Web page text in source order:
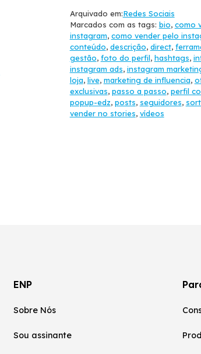
Arquivado em:Redes Sociais
Marcados com as tags: bio, como
instagram, como vender pelo
conteúdo, descrição, direct,
gestão, foto do perfil, hashtags,
instagram ads, instagram
loja, live, marketing de influencia,
exclusivas, passo a passo, perfil
popup-edz, posts, seguidores,
vender no stories, vídeos
ENP
Sobre Nós
Sou assinante